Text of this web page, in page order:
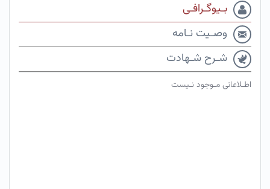
بـیوگـرافـی
وصـیت نـامه
شـرح شـهادت
اطـلاعاتی مـوجود نـیست